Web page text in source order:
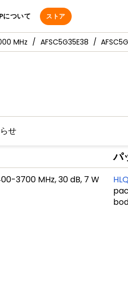
について ストア
MHz AFSC5G35E38
せ
3700 MHz, 30 dB, 7 W
パ